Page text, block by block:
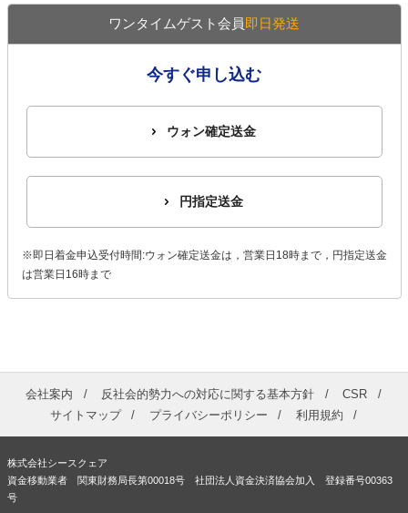
ワンタイムゲスト会員即日発送
今すぐ申し込む
ウォン確定送金
円指定送金
※即日着金申込受付時間:ウォン確定送金は，営業日18時まで，円指定送金
は営業日16時まで
会社案内 反社会的勢力への対応に関する基本方針
CSR
サイトマップ
プライバシーポリシー 利用規約
株式会社シースクェア
資金移動業者 関東財務局長第00018号 社団法人資金決済協会加入 登録番号00363
号